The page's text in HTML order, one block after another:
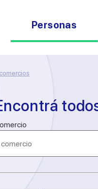
Personas